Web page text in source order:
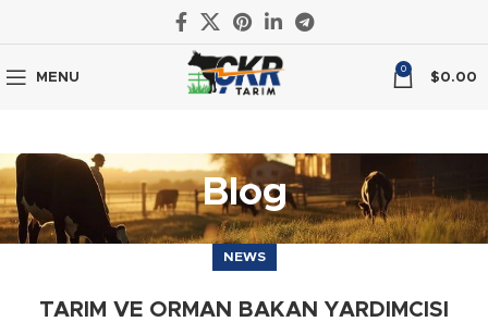
MENU
0
$0.00
Blog
NEWS
TARIM VE ORMAN BAKAN YARDIMCISI